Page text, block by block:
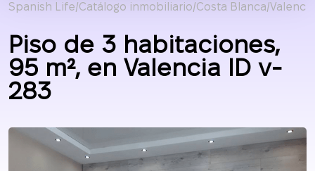
Spanish Life Catálogo inmobiliario Costa Blanca Valencia
Piso de 3 habitaciones,
95 m², en Valencia ID v-
283